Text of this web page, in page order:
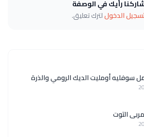
رأيك في الوصفة
الدخوللترك تعليق.
سوفليه أومليت الديك الرومي والذرة
التوت